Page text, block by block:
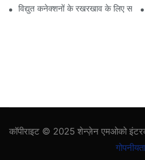
विद्युत कनेक्शनों के रखरखाव के लिए
कॉपीराइट © 2025 शेन्ज़ेन एमओको